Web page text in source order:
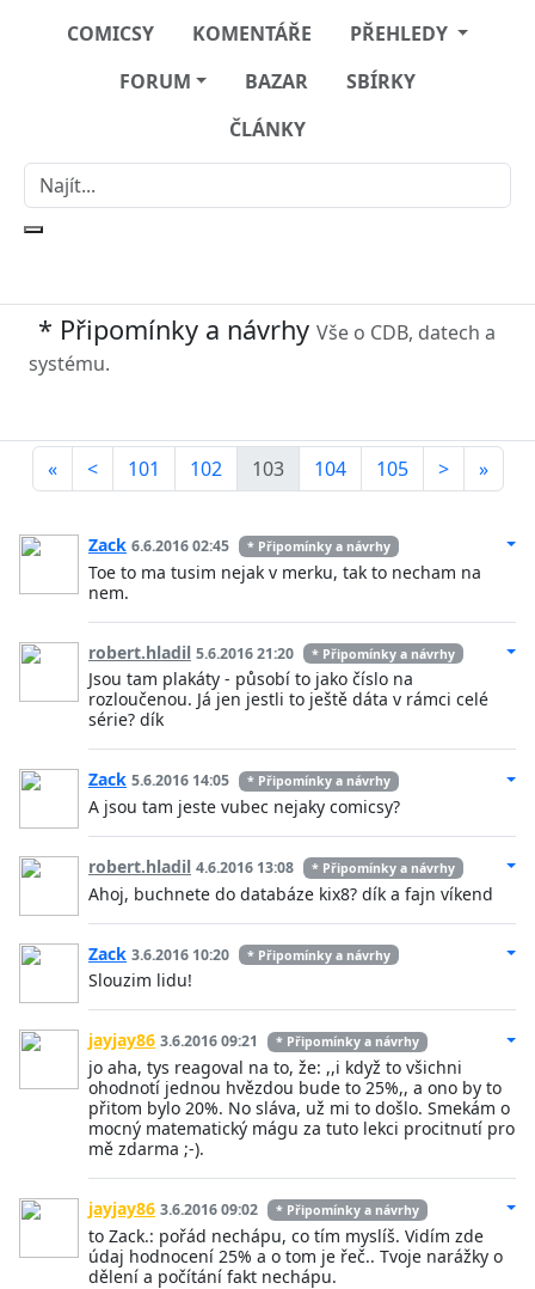
COMICSY KOMENTÁŘE
PŘEHLEDY
FORUM
BAZAR
SBÍRKY
ČLÁNKY
* Připomínky a návrhy Vše o CDB, datech a
systému.
« < 101 102 103 104 105 > »
Zack 6.6.2016 02:45 * Připomínky a návrhy
Toe to ma tusim nejak v merku, tak to necham na
nem.
robert.hladil 5.6.2016 21:20 * Připomínky a návrhy
Jsou tam plakáty - působí to jako číslo na
rozloučenou. Já jen jestli to ještě dáta v rámci celé
série? dík
Zack 5.6.2016 14:05 * Připomínky a návrhy
A jsou tam jeste vubec nejaky comicsy?
robert.hladil 4.6.2016 13:08 * Připomínky a návrhy
Ahoj, buchnete do databáze kix8? dík a fajn víkend
Zack 3.6.2016 10:20 * Připomínky a návrhy
Slouzim lidu!
jayjay86 3.6.2016 09:21 * Připomínky a návrhy
jo aha, tys reagoval na to, že: ,,i když to všichni
ohodnotí jednou hvězdou bude to 25%,, a ono by to
přitom bylo 20%. No sláva, už mi to došlo. Smekám o
mocný matematický mágu za tuto lekci procitnutí pro
mě zdarma ;-).
jayjay86 3.6.2016 09:02 * Připomínky a návrhy
to Zack.: pořád nechápu, co tím myslíš. Vidím zde
údaj hodnocení 25% a o tom je řeč.. Tvoje narážky o
dělení a počítání fakt nechápu.